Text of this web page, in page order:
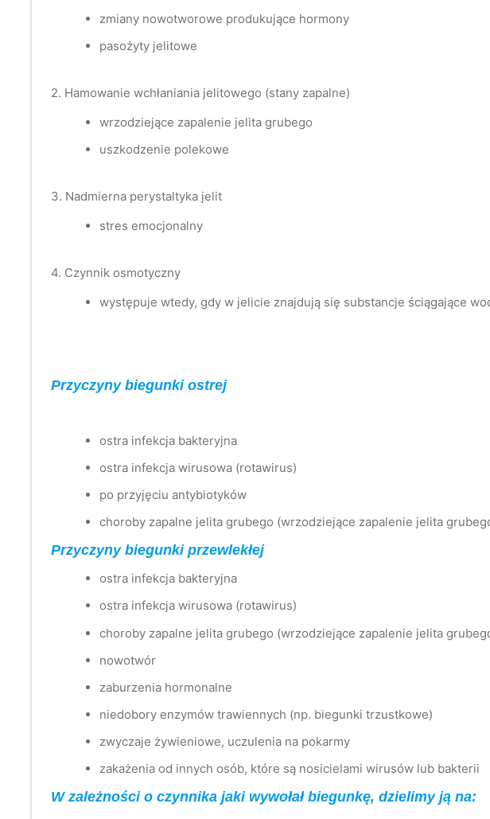
zmiany nowotworowe produkujące hormony
pasożyty jelitowe
2. Hamowanie wchłaniania jelitowego (stany zapalne)
wrzodziejące zapalenie jelita grubego
uszkodzenie polekowe
3. Nadmierna perystaltyka jelit
stres emocjonalny
4. Czynnik osmotyczny
występuje wtedy, gdy w jelicie znajdują się substancje ściągające
Przyczyny biegunki ostrej
ostra infekcja bakteryjna
ostra infekcja wirusowa (rotawirus)
po przyjęciu antybiotyków
choroby zapalne jelita grubego (wrzodziejące zapalenie jelita
Przyczyny biegunki przewlekłej
ostra infekcja bakteryjna
ostra infekcja wirusowa (rotawirus)
choroby zapalne jelita grubego (wrzodziejące zapalenie jelita
nowotwór
zaburzenia hormonalne
niedobory enzymów trawiennych (np. biegunki trzustkowe)
zwyczaje żywieniowe, uczulenia na pokarmy
zakażenia od innych osób, które są nosicielami wirusów lub bakterii
W zależności o czynnika jaki wywołał biegunkę, dzielimy ją na: